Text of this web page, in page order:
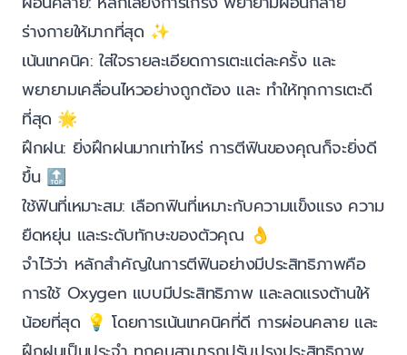
ร่างกายให้มากที่สุด ✨
เน้นเทคนิค: ใส่ใจรายละเอียดการเตะแต่ละครั้ง และ
พยายามเคลื่อนไหวอย่างถูกต้อง และ ทำให้ทุกการเตะดี
ที่สุด 🌟
ฝึกฝน: ยิ่งฝึกฝนมากเท่าไหร่ การตีฟินของคุณก็จะยิ่งดี
ขึ้น 🔝
ใช้ฟินที่เหมาะสม: เลือกฟินที่เหมาะกับความแข็งแรง ความ
ยืดหยุ่น และระดับทักษะของตัวคุณ 👌
จำไว้ว่า หลักสำคัญในการตีฟินอย่างมีประสิทธิภาพคือ
การใช้ Oxygen แบบมีประสิทธิภาพ และลดแรงต้านให้
น้อยที่สุด 💡 โดยการเน้นเทคนิคที่ดี การผ่อนคลาย และ